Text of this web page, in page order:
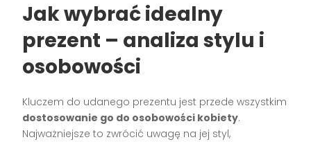
Jak wybrać idealny
prezent – analiza stylu i
osobowości
Kluczem do udanego prezentu jest przede wszystkim
dostosowanie go do osobowości kobiety.
Najważniejsze to zwrócić uwagę na jej styl,